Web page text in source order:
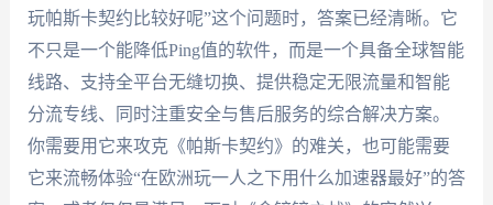
玩帕斯卡契约比较好呢”这个问题时，答案已经清晰。它
不只是一个能降低Ping值的软件，而是一个具备全球智能
线路、支持全平台无缝切换、提供稳定无限流量和智能
分流专线、同时注重安全与售后服务的综合解决方案。
你需要用它来攻克《帕斯卡契约》的难关，也可能需要
它来流畅体验“在欧洲玩一人之下用什么加速器最好”的答